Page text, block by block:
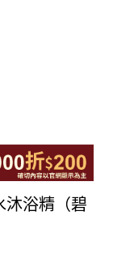
沐浴精（碧